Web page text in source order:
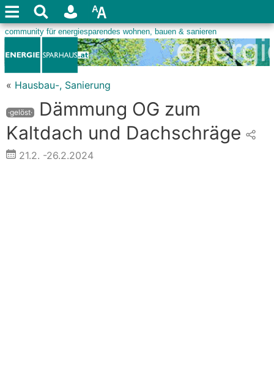
« Hausbau-, Sanierung
·gelöst·
Dämmung OG zum
Kaltdach und Dachschräge
21.2. -26.2.2024